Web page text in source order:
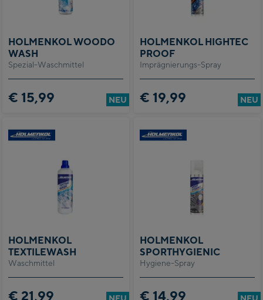
Spezial-Waschmittel
HOLMENKOL WOODO
WASH
€ 15,99 NEU
Imprägnierungs-Spray
HOLMENKOL HIGHTEC
PROOF
€ 19,99 NEU
Waschmittel
HOLMENKOL
TEXTILEWASH
€ 21,99 NEU
Hygiene-Spray
HOLMENKOL
SPORTHYGIENIC
€ 14,99 NEU